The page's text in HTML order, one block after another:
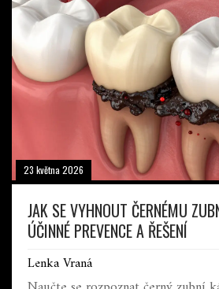
23 května 2026
JAK SE VYHNOUT ČERNÉMU
ÚČINNÉ PREVENCE A ŘEŠENÍ
Lenka Vraná